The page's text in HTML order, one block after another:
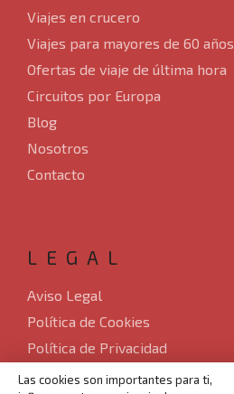
Viajes en crucero
Viajes para mayores de 60 años
Ofertas de viaje de última hora
Circuitos por Europa
Blog
Nosotros
Contacto
LEGAL
Aviso Legal
Política de Cookies
Política de Privacidad
Sitemap
Las cookies son importantes para ti,